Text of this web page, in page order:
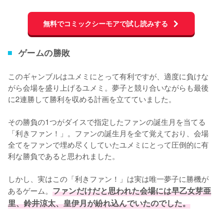
無料でコミックシーモアで試し読みする
ゲームの勝敗
このギャンブルはユメミにとって有利ですが、適度に負けな
がら会場を盛り上げるユメミ。夢子と競り合いながらも最後
に2連勝して勝利を収める計画を立てていました。
その勝負の1つがダイスで指定したファンの誕生月を当てる
「利きファン！」。ファンの誕生月を全て覚えており、会場
全てをファンで埋め尽くしていたユメミにとって圧倒的に有
利な勝負であると思われました。
しかし、実はこの「利きファン！」は実は唯一夢子に勝機が
あるゲーム。 ファンだけだと思われた会場には早乙女芽亜
里、鈴井涼太、皇伊月が紛れ込んでいたのでした。